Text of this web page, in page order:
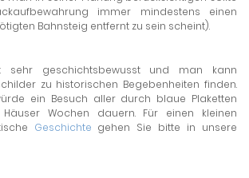
immer mindestens einen
Bahnsteig entfernt zu sein scheint).
sehr geschichtsbewusst und man kann
zu historischen Begebenheiten finden.
ein Besuch aller durch blaue Plaketten
Häuser Wochen dauern. Für einen kleinen
Geschichte gehen Sie bitte in unsere